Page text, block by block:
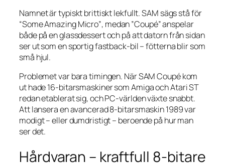
Namnet är typiskt brittiskt lekfullt. SAM sägs stå för
“Some Amazing Micro”, medan ”Coupé” anspelar
både på en glassdessert och på att datorn från sidan
ser ut som en sportig fastback-bil – fötterna blir som
små hjul.
Problemet var bara timingen. När SAM Coupé kom
ut hade 16-bitarsmaskiner som Amiga och Atari ST
redan etablerat sig, och PC-världen växte snabbt.
Att lansera en avancerad 8-bitarsmaskin 1989 var
modigt – eller dumdristigt – beroende på hur man
ser det.
Hårdvaran – kraftfull 8-bitare